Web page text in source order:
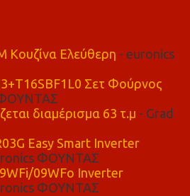
Κουζίνα Ελεύθερη - euronics
Σετ Φούρνος
διαμέρισμα 63 τ.μ - Grad
Easy Smart Inverter
ΦΟΥΝΤΑΣ
09WFo Inverter
ΦΟΥΝΤΑΣ